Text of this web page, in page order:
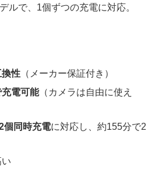
ルで、1個ずつの充電に対応。
性 （メーカー保証付き）
電可能（カメラは自由に使え
個同時充電に対応し、約155分で2